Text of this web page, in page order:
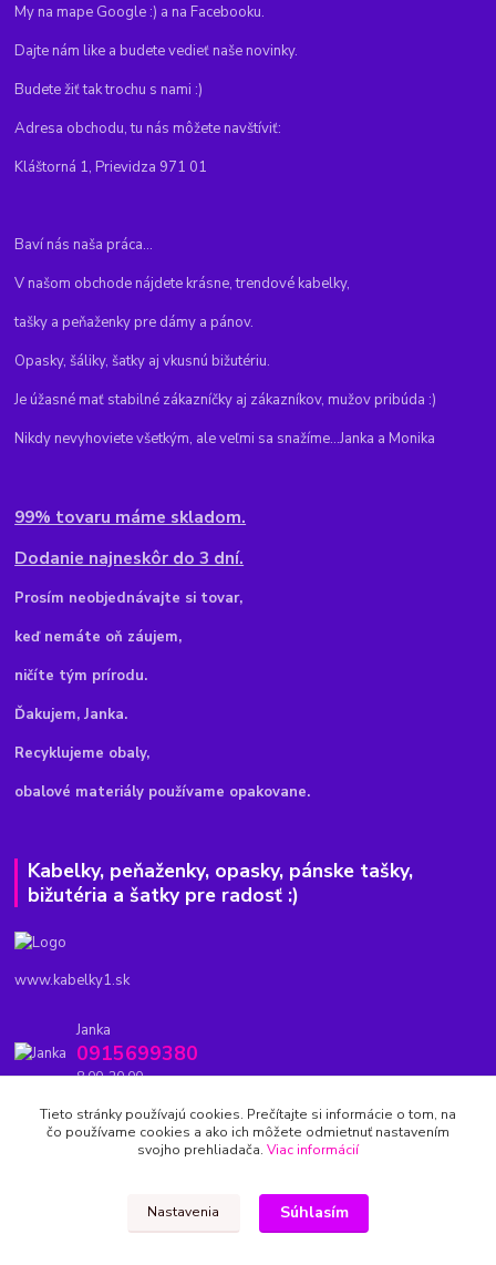
My na mape Google :) a na Facebooku.
Dajte nám like a budete vedieť naše novinky.
Budete žiť tak trochu s nami :)
Adresa obchodu, tu nás môžete navštíviť:
Kláštorná 1, Prievidza 971 01
Baví nás naša práca...
V našom obchode nájdete krásne, trendové kabelky,
tašky a peňaženky pre dámy a pánov.
Opasky, šáliky, šatky aj vkusnú bižutériu.
Je úžasné mať stabilné zákazníčky aj zákazníkov, mužov pribúda :)
Nikdy nevyhoviete všetkým, ale veľmi sa snažíme...Janka a Monika
99% tovaru máme skladom.
Dodanie najneskôr do 3 dní.
Prosím neobjednávajte si tovar,
keď nemáte oň záujem,
ničíte tým prírodu.
Ďakujem, Janka.
Recyklujeme obaly,
obalové materiály používame opakovane.
Kabelky, peňaženky, opasky, pánske tašky,
bižutéria a šatky pre radosť :)
www.kabelky1.sk
Janka
0915699380
8.00-20.00
kabelky1.sk@gmail.com
Tieto stránky používajú cookies. Prečítajte si informácie o tom, na
čo používame cookies a ako ich môžete odmietnuť nastavením
svojho prehliadača. Viac informácií
Nastavenia Súhlasím